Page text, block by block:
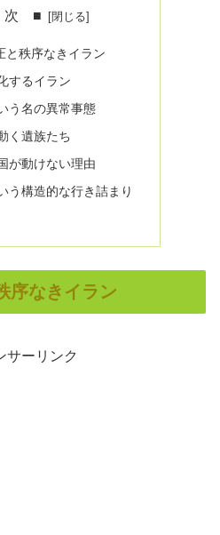
■
と秩序なきイラン
するイラン
う名の異常事態
く遺族たち
が動けない理由
う構造的な行き詰まり
序なきイラン
サーリンク